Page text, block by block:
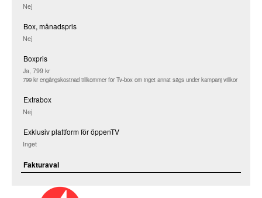
Nej
Box, månadspris
Nej
Boxpris
Ja, 799 kr
799 kr engångskostnad tillkommer för Tv-box om inget annat sägs under kampanj villkor
Extrabox
Nej
Exklusiv plattform för öppenTV
Inget
Fakturaval